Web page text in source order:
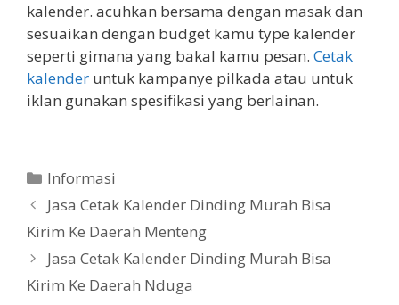
kalender. acuhkan bersama dengan masak dan
sesuaikan dengan budget kamu type kalender
seperti gimana yang bakal kamu pesan. Cetak
kalender untuk kampanye pilkada atau untuk
iklan gunakan spesifikasi yang berlainan.
Categories
Informasi
Jasa Cetak Kalender Dinding Murah Bisa
Kirim Ke Daerah Menteng
Jasa Cetak Kalender Dinding Murah Bisa
Kirim Ke Daerah Nduga